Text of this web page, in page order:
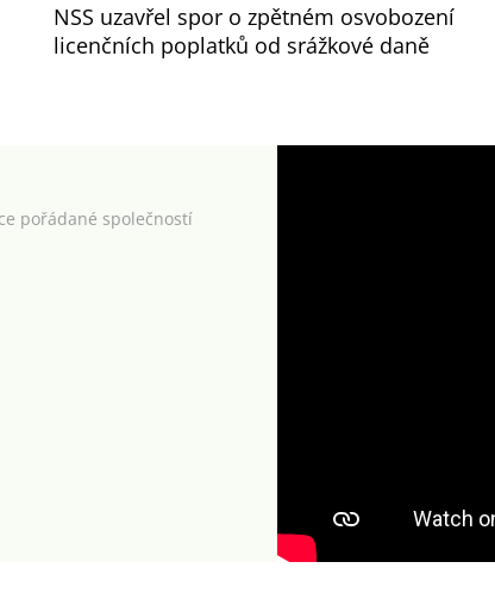
NSS uzavřel spor o zpětném osvobození
licenčních poplatků od srážkové daně
pořádané společností